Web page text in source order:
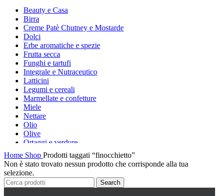
Beauty e Casa
Birra
Creme Patè Chutney e Mostarde
Dolci
Erbe aromatiche e spezie
Frutta secca
Funghi e tartufi
Integrale e Nutraceutico
Latticini
Legumi e cereali
Marmellate e confetture
Miele
Nettare
Olio
Olive
Ortaggi e verdure
Pasta, farine e pangrattato
Peperoncino
Peperoni Cruschi
Prodotti da forno
Rafano
Home Shop Prodotti taggati “finocchietto”
Non è stato trovato nessun prodotto che corrisponde alla tua
selezione.
Search